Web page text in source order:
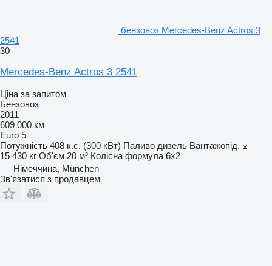
бензовоз Mercedes-Benz Actros 3
2541
30
Mercedes-Benz Actros 3 2541
Ціна за запитом
Бензовоз
2011
609 000 км
Euro 5
Потужність 408 к.с. (300 кВт) Паливо дизель Вантажопід.
15 430 кг Об'єм 20 м³ Колісна формула 6x2
Німеччина, München
Зв'язатися з продавцем